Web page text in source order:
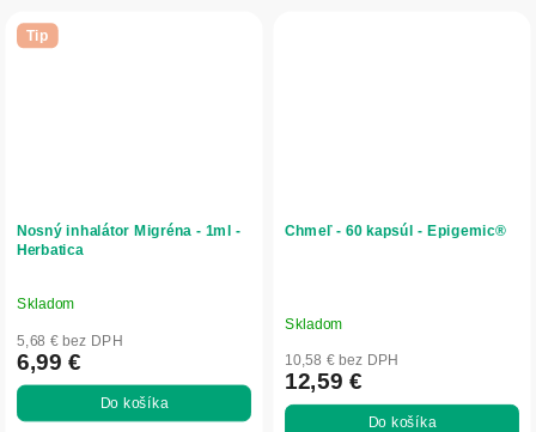
Tip
Nosný inhalátor Migréna - 1ml -
Herbatica
Priemerné
hodnotenie
produktu
je
5,0
Skladom
5,68 € bez DPH
6,99 €
Do košíka
Chmeľ - 60 kapsúl - Epigemic®
Skladom
10,58 € bez DPH
12,59 €
Do košíka